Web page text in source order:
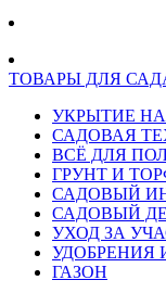
ТОВАРЫ ДЛЯ
УКРЫТИЕ
САДОВАЯ
ВСЁ ДЛЯ
ГРУНТ И
САДОВЫЙ
САДОВЫЙ
УХОД ЗА
УДОБРЕНИЯ
ГАЗОН